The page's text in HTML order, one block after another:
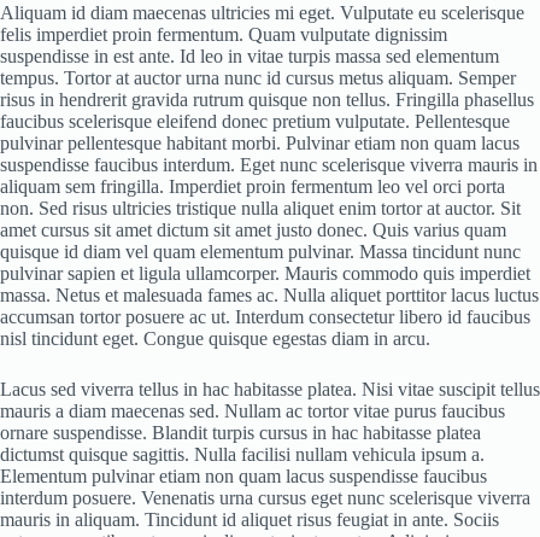
Aliquam id diam maecenas ultricies mi eget. Vulputate eu scelerisque
felis imperdiet proin fermentum. Quam vulputate dignissim
suspendisse in est ante. Id leo in vitae turpis massa sed elementum
tempus. Tortor at auctor urna nunc id cursus metus aliquam. Semper
risus in hendrerit gravida rutrum quisque non tellus. Fringilla phasellus
faucibus scelerisque eleifend donec pretium vulputate. Pellentesque
pulvinar pellentesque habitant morbi. Pulvinar etiam non quam lacus
suspendisse faucibus interdum. Eget nunc scelerisque viverra mauris in
aliquam sem fringilla. Imperdiet proin fermentum leo vel orci porta
non. Sed risus ultricies tristique nulla aliquet enim tortor at auctor. Sit
amet cursus sit amet dictum sit amet justo donec. Quis varius quam
quisque id diam vel quam elementum pulvinar. Massa tincidunt nunc
pulvinar sapien et ligula ullamcorper. Mauris commodo quis imperdiet
massa. Netus et malesuada fames ac. Nulla aliquet porttitor lacus luctus
accumsan tortor posuere ac ut. Interdum consectetur libero id faucibus
nisl tincidunt eget. Congue quisque egestas diam in arcu.
Lacus sed viverra tellus in hac habitasse platea. Nisi vitae suscipit tellus
mauris a diam maecenas sed. Nullam ac tortor vitae purus faucibus
ornare suspendisse. Blandit turpis cursus in hac habitasse platea
dictumst quisque sagittis. Nulla facilisi nullam vehicula ipsum a.
Elementum pulvinar etiam non quam lacus suspendisse faucibus
interdum posuere. Venenatis urna cursus eget nunc scelerisque viverra
mauris in aliquam. Tincidunt id aliquet risus feugiat in ante. Sociis